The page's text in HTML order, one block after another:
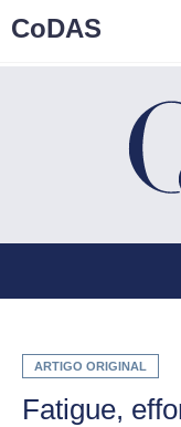
ARTIGO ORIGINAL
Fatigue,
CoDAS